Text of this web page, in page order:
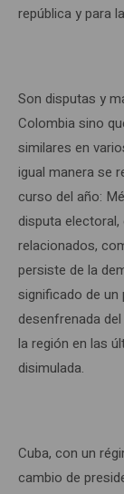
república y para
Son disputas y
Colombia sino
similares en
igual manera se
curso del año:
disputa
relacionados,
persiste de la
significado de
desenfrenada
la región en las
disimulada.
Cuba, con un
cambio de